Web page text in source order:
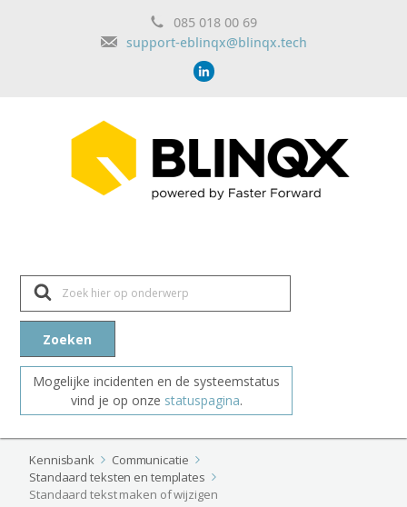
085 018 00 69
support-eblinqx@blinqx.tech
Z
e
k
a
Zoeken
Mogelijke incidenten en de systeemstatus
vind je op onze statuspagina.
Kennisbank
Communicatie
Standaard teksten en templates
Standaard tekst maken of wijzigen